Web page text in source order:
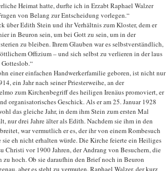
Heimat hatte, durfte ich in Erzabt Raphael Walzer
von Belang zur Entscheidung vorlegen.“
über Edith Stein und ihr Verhältnis zum Kloster, dem er
in Beuron sein, um bei Gott zu sein, um in der
zu bleiben. Ihrem Glauben war es selbstverständlich,
Offizium – und sich selbst zu verlieren in der laus
einer einfachen Handwerkerfamilie geboren, ist nicht nur
ein Jahr nach seiner Priesterweihe, an der
zum Kirchenbegriff des heiligen Irenäus promoviert, er
organisatorisches Geschick. Als er am 25. Januar 1928
das gleiche Jahr, in dem ihm Stein zum ersten Mal
nur drei Jahre älter als Edith. Nachdem sie ihm in den
war vermutlich er es, der ihr von einem Rombesuch
eh nicht erhalten würde. Die Kirche feierte ein Heiliges
Christi vor 1900 Jahren, der Andrang von Besuchern, die
zu hoch. Ob sie daraufhin den Brief noch in Beuron
aber es steht zu vermuten. Raphael Walzer, der kurz